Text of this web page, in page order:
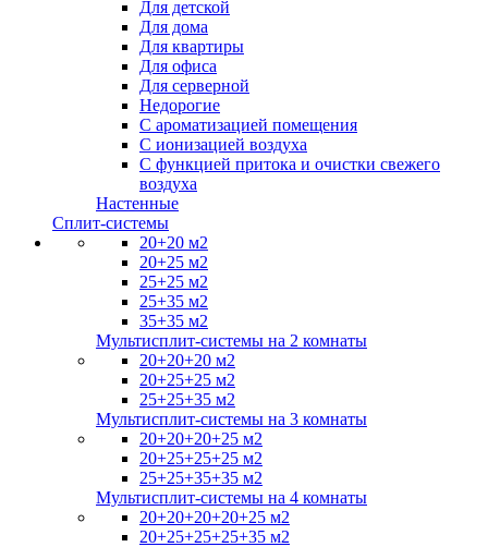
Для детской
Для дома
Для квартиры
Для офиса
Для серверной
Недорогие
С ароматизацией помещения
С ионизацией воздуха
С функцией притока и очистки свежего
воздуха
Настенные
Сплит-системы
20+20 м2
20+25 м2
25+25 м2
25+35 м2
35+35 м2
Мультисплит-системы на 2 комнаты
20+20+20 м2
20+25+25 м2
25+25+35 м2
Мультисплит-системы на 3 комнаты
20+20+20+25 м2
20+25+25+25 м2
25+25+35+35 м2
Мультисплит-системы на 4 комнаты
20+20+20+20+25 м2
20+25+25+25+35 м2